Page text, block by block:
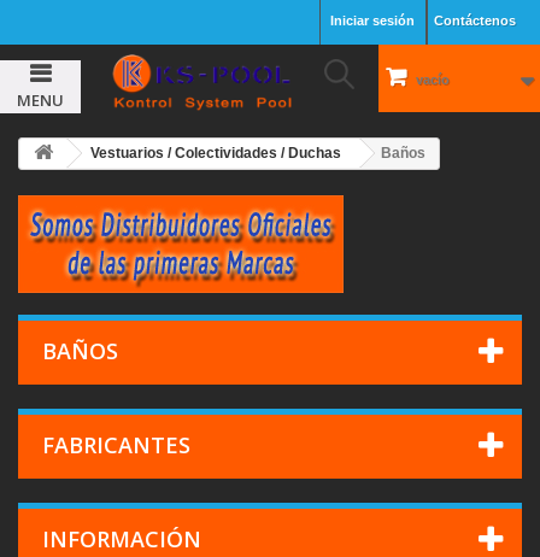
Contáctenos
Iniciar sesión
vacío
MENU
Vestuarios / Colectividades / Duchas Baños
BAÑOS
FABRICANTES
INFORMACIÓN